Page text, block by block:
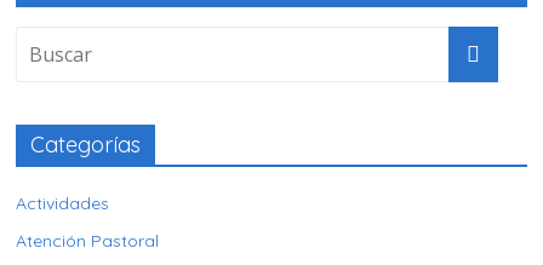
Categorías
Actividades
Atención Pastoral